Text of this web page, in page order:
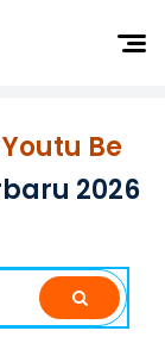
Be
2026